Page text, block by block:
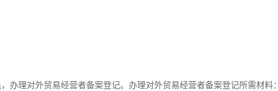
办理对外贸易经营者备案登记。办理对外贸易经营者备案登记所需材料：